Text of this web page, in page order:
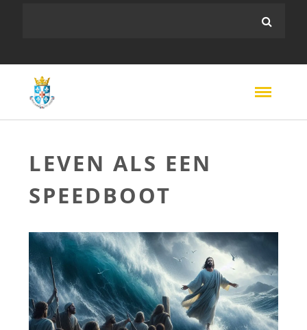
LEVEN ALS EEN
SPEEDBOOT